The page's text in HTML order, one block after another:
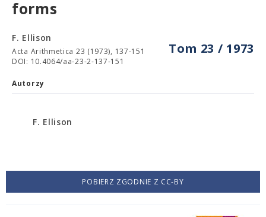
forms
Tom 23 / 1973
F. Ellison
Acta Arithmetica 23 (1973), 137-151
DOI: 10.4064/aa-23-2-137-151
Autorzy
F. Ellison
POBIERZ ZGODNIE Z CC-BY